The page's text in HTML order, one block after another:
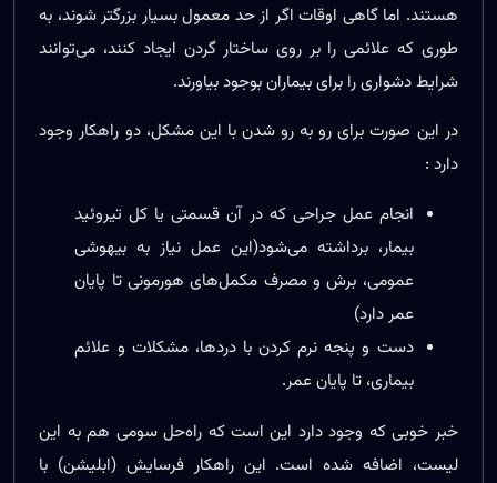
هستند. اما گاهی اوقات اگر از حد معمول بسیار بزرگتر شوند، به
طوری که علائمی را بر روی ساختار گردن ایجاد کنند، می‌توانند
شرایط دشواری را برای بیماران بوجود بیاورند.
در این صورت برای رو به رو شدن با این مشکل، دو راهکار وجود
دارد :
انجام عمل جراحی که در آن قسمتی یا کل تیروئید
بیمار، برداشته می‌شود(این عمل نیاز به بیهوشی
عمومی، برش و مصرف مکمل‌های هورمونی تا پایان
عمر دارد)
دست و پنجه نرم کردن با دردها، مشکلات و علائم
بیماری، تا پایان عمر.
خبر خوبی که وجود دارد این است که راه‌حل سومی هم به این
لیست، اضافه شده است. این راهکار فرسایش (ابلیشن) با